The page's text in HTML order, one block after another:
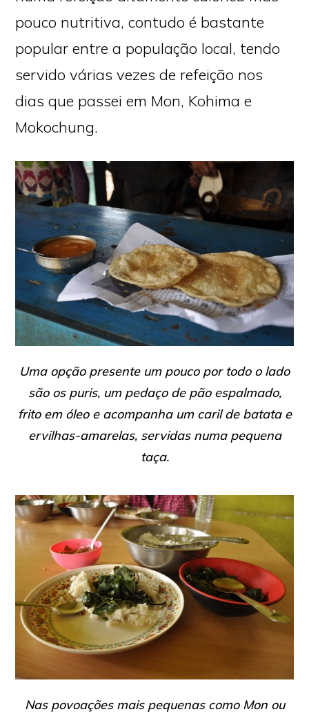
pouco nutritiva, contudo é bastante
popular entre a população local, tendo
servido várias vezes de refeição nos
dias que passei em Mon, Kohima e
Mokochung.
Uma opção presente um pouco por todo o lado
são os puris,um pedaço de pão espalmado,
frito em óleo e acompanha um caril de batata e
ervilhas-amarelas, servidas numa pequena
taça.
Nas povoações mais pequenas como Mon ou